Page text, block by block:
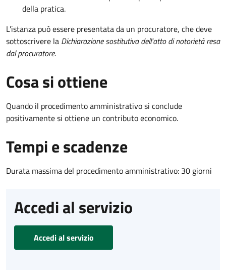
della pratica.
L'istanza può essere presentata da un procuratore, che deve
sottoscrivere la Dichiarazione sostitutiva dell'atto di notorietà resa
dal procuratore.
Cosa si ottiene
Quando il procedimento amministrativo si conclude
positivamente si ottiene un contributo economico.
Tempi e scadenze
Durata massima del procedimento amministrativo: 30 giorni
Accedi al servizio
Accedi al servizio